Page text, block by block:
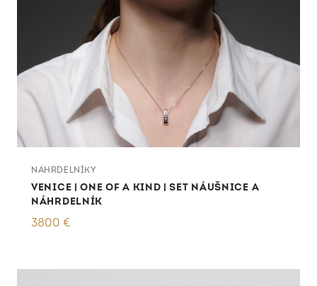
NÁHRDELNÍKY
VENICE | ONE OF A KIND | SET NÁUŠNICE A
NÁHRDELNÍK
3800 €